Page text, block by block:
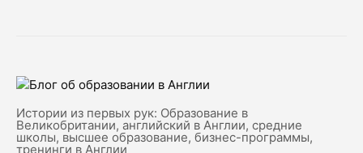
Истории из первых рук: Образование в
Великобритании, английский в Англии, средние
школы, высшее образование, бизнес-программы,
тренинги в Англии